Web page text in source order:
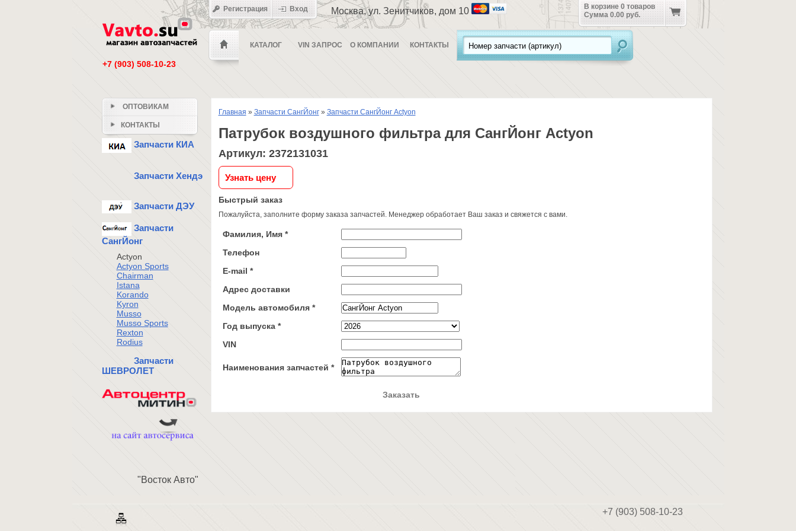
+7 (903) 508-10-23
КАТАЛОГ VIN ЗАПРОС О КОМПАНИИ КОНТАКТЫ
Регистрация Вход Москва, ул. Зенитчиков, дом 10 В корзине0товаров
Сумма 0.00 руб.
Главная » Запчасти СангЙонг» Запчасти СангЙонг Actyon
Патрубок воздушного фильтра для СангЙонг Actyon
Артикул: 2372131031
Узнать цену
Быстрый заказ
Пожалуйста, заполните форму заказа запчастей. Менеджер обработает Ваш заказ и свяжется с вами.
Фамилия, Имя *
Телефон
E-mail *
Адрес доставки
Модель автомобиля *
Год выпуска *
VIN
Наименования запчастей *
Заказать
ОПТОВИКАМ
КОНТАКТЫ
Запчасти КИА
Запчасти Хендэ
Запчасти ДЭУ
Запчасти
СангЙонг
Actyon
Actyon Sports
Chairman
Istana
Korando
Kyron
Musso
Musso Sports
Rexton
Rodius
Запчасти
ШЕВРОЛЕТ
"Восток Авто"
+7 (903) 508-10-23